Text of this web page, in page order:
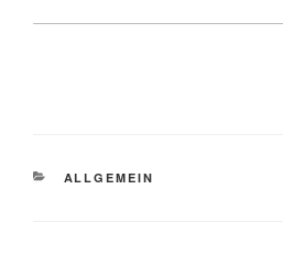
KATEGORIEN
ALLGEMEIN